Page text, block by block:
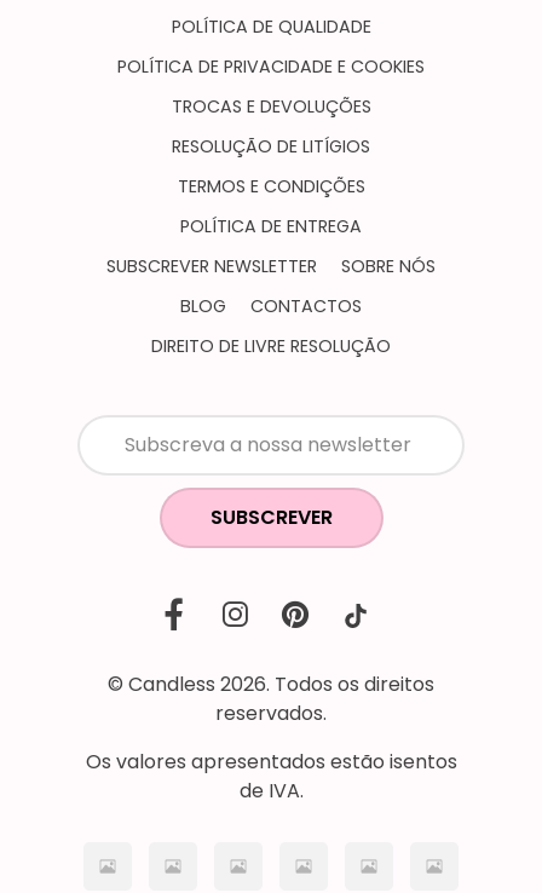
POLÍTICA DE QUALIDADE
POLÍTICA DE PRIVACIDADE E COOKIES
TROCAS E DEVOLUÇÕES
RESOLUÇÃO DE LITÍGIOS
TERMOS E CONDIÇÕES
POLÍTICA DE ENTREGA
SUBSCREVER NEWSLETTER
SOBRE NÓS
BLOG
CONTACTOS
DIREITO DE LIVRE RESOLUÇÃO
SUBSCREVER
© Candless 2026. Todos os direitos
reservados.
Os valores apresentados estão isentos
de IVA.